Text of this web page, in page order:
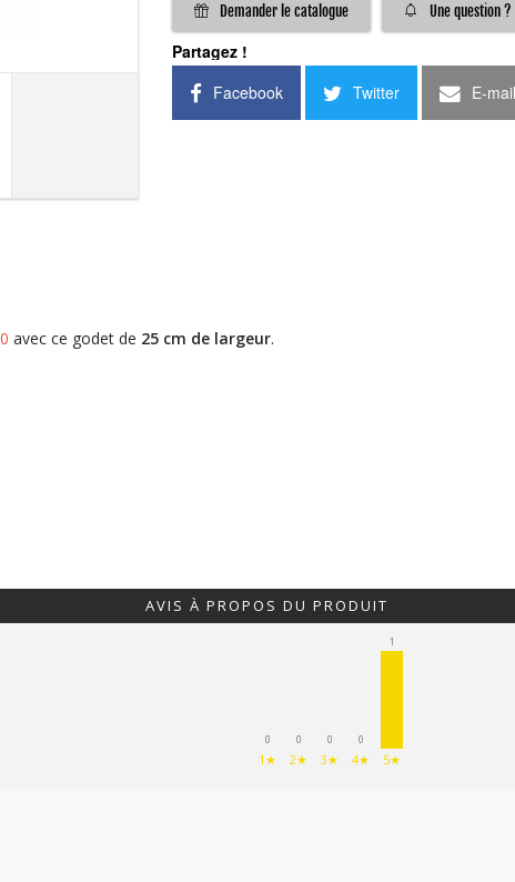
Demander le catalogue Une question ?
Partagez !
Facebook
Twitter E-mail
avec ce godet de 25 cm de largeur.
AVIS À PROPOS DU PRODUIT
0
1★
0
2★
0
3★
0
4★
1
5★